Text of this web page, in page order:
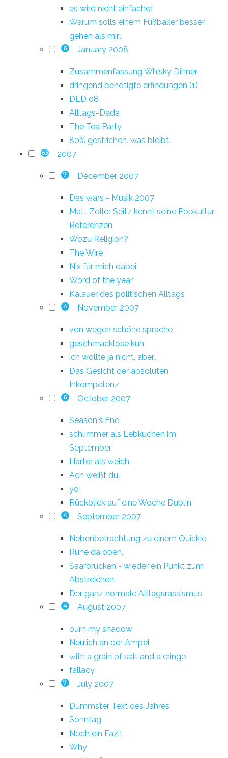
es wird nicht einfacher
Warum solls einem Fußballer besser
gehen als mir...
6 January 2008
Zusammenfassung Whisky Dinner
dringend benötigte erfindungen (1)
DLD 08
Alltags-Dada
The Tea Party
80% gestrichen. was bleibt.
63 2007
7 December 2007
Das wars - Musik 2007
Matt Zoller Seitz kennt seine Popkultur-
Referenzen
Wozu Religion?
The Wire
Nix für mich dabei
Word of the year
Kalauer des politischen Alltags
4 November 2007
von wegen schöne sprache
geschmacklose kuh
ich wollte ja nicht, aber…
Das Gesicht der absoluten
Inkompetenz
6 October 2007
Season's End
schlimmer als Lebkuchen im
September
Härter als weich
Ach weißt du…
yo!
Rückblick auf eine Woche Dublin
4 September 2007
Nebenbetrachtung zu einem Quickie
Ruhe da oben.
Saarbrücken - wieder ein Punkt zum
Abstreichen
Der ganz normale Alltagsrassismus
4 August 2007
burn my shadow
Neulich an der Ampel
with a grain of salt and a cringe
fallacy
7 July 2007
Dümmster Text des Jahres
Sonntag
Noch ein Fazit
Why